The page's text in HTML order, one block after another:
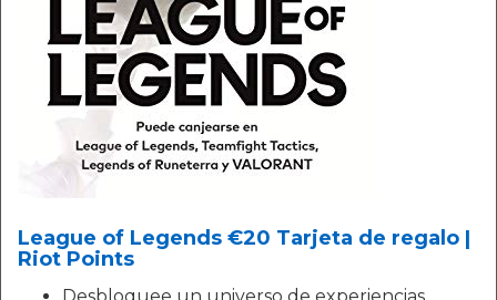
League of Legends €20 Tarjeta de regalo |
Riot Points